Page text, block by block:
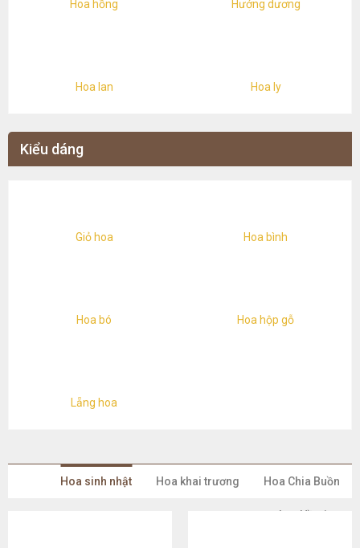
Hoa hồng Hướng dương
Hoa lan Hoa ly
Kiểu dáng
Giỏ hoa Hoa bình
Hoa bó Hoa hộp gỗ
Lẵng hoa
Hoa sinh nhật Hoa khai trương Hoa Chia Buồn
Lan Hồ Điệp